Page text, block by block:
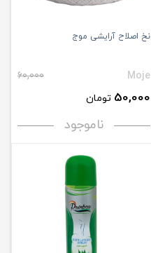
نخ اصلاح آرایشی موج
Moje
60,000
50,000 تومان
ناموجود